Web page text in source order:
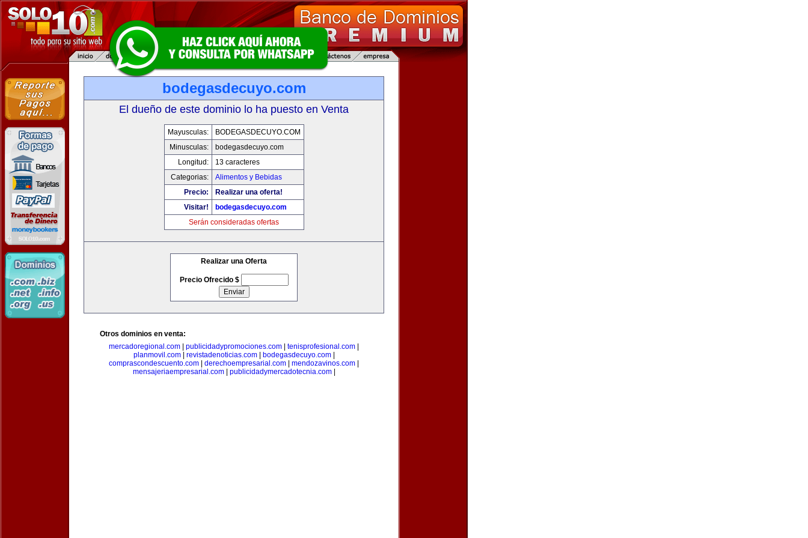
bodegasdecuyo.com
El dueño de este dominio lo ha puesto en Venta
Mayusculas:
BODEGASDECUYO.COM
Minusculas:
bodegasdecuyo.com
Longitud:
13 caracteres
Categorias:
Alimentos y Bebidas
Precio:
Realizar una oferta!
Visitar!
bodegasdecuyo.com
Serán consideradas ofertas
Realizar una Oferta
Precio Ofrecido $
Otros dominios en venta:
mercadoregional.com
publicidadypromociones.com tenisprofesional.com
planmovil.com| revistadenoticias.com| bodegasdecuyo.com|
comprascondescuento.com
derechoempresarial.com mendozavinos.com
mensajeriaempresarial.com| publicidadymercadotecnia.com|